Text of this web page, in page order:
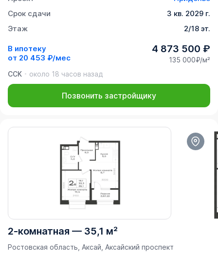
Срок сдачи
3 кв. 2029 г.
Этаж
2/18 эт.
В ипотеку
от 20 453 ₽/мес
4 873 500 ₽
135 000₽/м²
ССК
около 18 часов назад
Позвонить застройщику
2-комнатная — 35,1 м²
Ростовская область, Аксай, Аксайский проспект